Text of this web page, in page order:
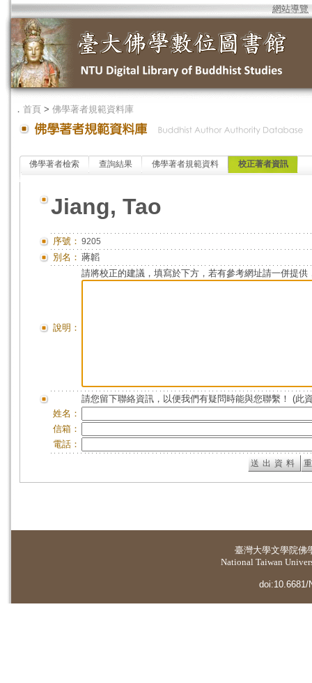
網站導覽
． 首頁 > 佛學著者規範資料庫
佛學著者檢索 查詢結果 佛學著者規範資料 校正著者資訊
Jiang, Tao
序號： 9205
別名： 蔣韜
說明：
請將校正的建議，填寫於下方，若有參考網址請一併提供
請您留下聯絡資訊，以便我們有疑問時能與您聯繫！ (此
姓名：
信箱：
電話：
臺灣大學文學院佛
National Taiwan
doi:10.6681/